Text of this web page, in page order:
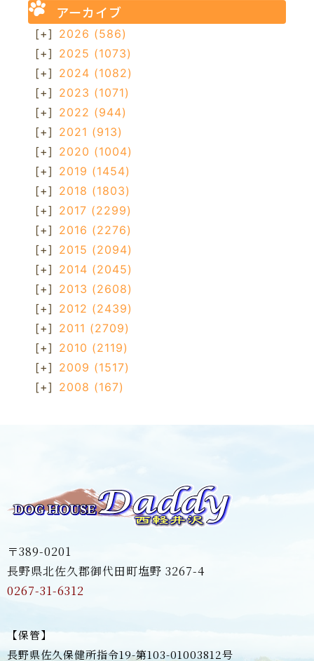
アーカイブ
[+] 2026 (586)
[+] 2025 (1073)
[+] 2024 (1082)
[+] 2023 (1071)
[+] 2022 (944)
[+] 2021 (913)
[+] 2020 (1004)
[+] 2019 (1454)
[+] 2018 (1803)
[+] 2017 (2299)
[+] 2016 (2276)
[+] 2015 (2094)
[+] 2014 (2045)
[+] 2013 (2608)
[+] 2012 (2439)
[+] 2011 (2709)
[+] 2010 (2119)
[+] 2009 (1517)
[+] 2008 (167)
〒389-0201
長野県北佐久郡御代田町塩野 3267-4
0267-31-6312
【保管】
長野県佐久保健所指令19-第103-01003812号